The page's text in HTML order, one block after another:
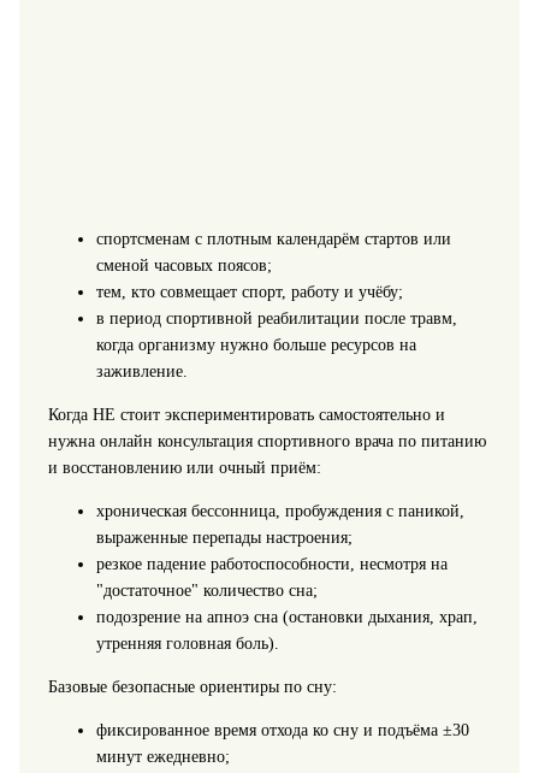
спортсменам с плотным календарём стартов или
сменой часовых поясов;
тем, кто совмещает спорт, работу и учёбу;
в период спортивной реабилитации после травм,
когда организму нужно больше ресурсов на
заживление.
Когда НЕ стоит экспериментировать самостоятельно и
нужна онлайн консультация спортивного врача по питанию
и восстановлению или очный приём:
хроническая бессонница, пробуждения с паникой,
выраженные перепады настроения;
резкое падение работоспособности, несмотря на
"достаточное" количество сна;
подозрение на апноэ сна (остановки дыхания, храп,
утренняя головная боль).
Базовые безопасные ориентиры по сну:
фиксированное время отхода ко сну и подъёма ±30
минут ежедневно;